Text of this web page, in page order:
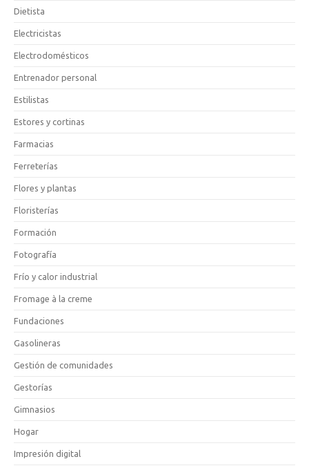
Dietista
Electricistas
Electrodomésticos
Entrenador personal
Estilistas
Estores y cortinas
Farmacias
Ferreterías
Flores y plantas
Floristerías
Formación
Fotografía
Frío y calor industrial
Fromage à la creme
Fundaciones
Gasolineras
Gestión de comunidades
Gestorías
Gimnasios
Hogar
Impresión digital